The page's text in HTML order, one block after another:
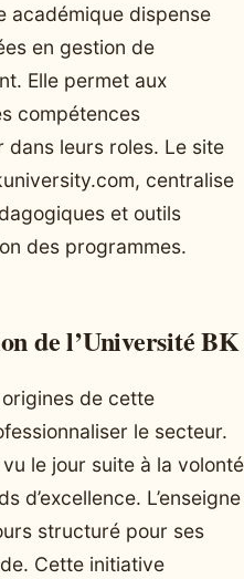
académique dispense
en gestion de
Elle permet aux
compétences
dans leurs roles. Le site
centralise
et outils
des programmes.
de l’Université BK
de cette
le secteur.
le jour suite à la volonté
d’excellence. L’enseigne
structuré pour ses
Cette initiative